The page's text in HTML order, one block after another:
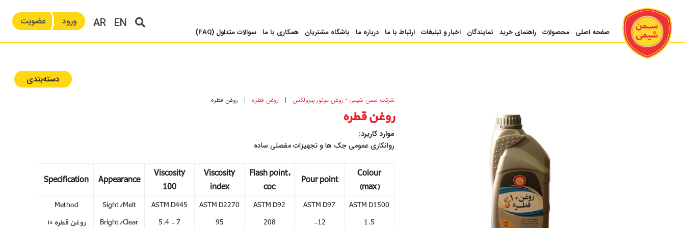
صفحه اصلی محصولات راهنمای خرید نمایندگان اخبار و تبلیغات ارتباط با ما درباره ما باشگاه مشتریان همکاری با ما سوالات متداول (FAQ)
EN
AR ورود عضویت
دسته‌بندی‌
شرکت سمن شیمی - روغن موتور پترولکس | روغن قطره | روغن قطره
روغن قطره
موارد كاربرد:
روانکاری عمومی جک ها و تجهیزات مفصلی ساده
Colour
(max)
Pour point
Flash point,
coc
Viscosity
index
Viscosity
100
Appearance
Specification
ASTM D1500
ASTM D97
ASTM D92
ASTM D2270
ASTM D445
Sight/Melt
Method
1.5
-12
208
95
5.4 - 7
Bright/Clear روغن قطره ۱۰